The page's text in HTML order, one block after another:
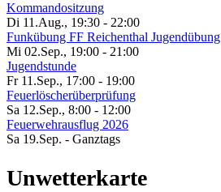
Kommandositzung
Di 11.Aug., 19:30 - 22:00
Funkübung FF Reichenthal Jugendübung
Mi 02.Sep., 19:00 - 21:00
Jugendstunde
Fr 11.Sep., 17:00 - 19:00
Feuerlöscherüberprüfung
Sa 12.Sep., 8:00 - 12:00
Feuerwehrausflug 2026
Sa 19.Sep. - Ganztags
Unwetterkarte